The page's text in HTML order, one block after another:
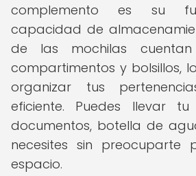
complemento es su
capacidad de
de las mochilas
compartimentos y bolsillos,
organizar tus
eficiente. Puedes llevar
documentos, botella de
necesites sin
espacio.